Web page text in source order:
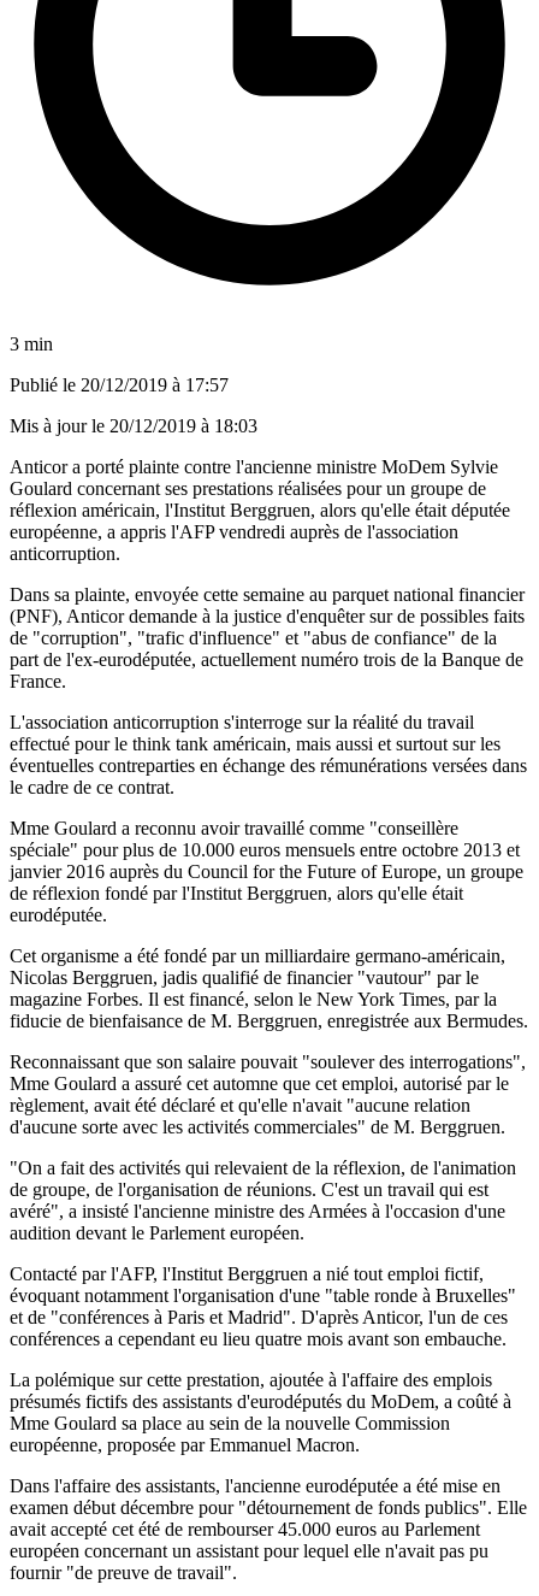
3 min
Publié le 20/12/2019 à 17:57
Mis à jour le 20/12/2019 à 18:03
Anticor a porté plainte contre l'ancienne ministre MoDem Sylvie
Goulard concernant ses prestations réalisées pour un groupe de
réflexion américain, l'Institut Berggruen, alors qu'elle était députée
européenne, a appris l'AFP vendredi auprès de l'association
anticorruption.
Dans sa plainte, envoyée cette semaine au parquet national financier
(PNF), Anticor demande à la justice d'enquêter sur de possibles faits
de "corruption", "trafic d'influence" et "abus de confiance" de la
part de l'ex-eurodéputée, actuellement numéro trois de la Banque de
France.
L'association anticorruption s'interroge sur la réalité du travail
effectué pour le think tank américain, mais aussi et surtout sur les
éventuelles contreparties en échange des rémunérations versées dans
le cadre de ce contrat.
Mme Goulard a reconnu avoir travaillé comme "conseillère
spéciale" pour plus de 10.000 euros mensuels entre octobre 2013 et
janvier 2016 auprès du Council for the Future of Europe, un groupe
de réflexion fondé par l'Institut Berggruen, alors qu'elle était
eurodéputée.
Cet organisme a été fondé par un milliardaire germano-américain,
Nicolas Berggruen, jadis qualifié de financier "vautour" par le
magazine Forbes. Il est financé, selon le New York Times, par la
fiducie de bienfaisance de M. Berggruen, enregistrée aux Bermudes.
Reconnaissant que son salaire pouvait "soulever des interrogations",
Mme Goulard a assuré cet automne que cet emploi, autorisé par le
règlement, avait été déclaré et qu'elle n'avait "aucune relation
d'aucune sorte avec les activités commerciales" de M. Berggruen.
"On a fait des activités qui relevaient de la réflexion, de l'animation
de groupe, de l'organisation de réunions. C'est un travail qui est
avéré", a insisté l'ancienne ministre des Armées à l'occasion d'une
audition devant le Parlement européen.
Contacté par l'AFP, l'Institut Berggruen a nié tout emploi fictif,
évoquant notamment l'organisation d'une "table ronde à Bruxelles"
et de "conférences à Paris et Madrid". D'après Anticor, l'un de ces
conférences a cependant eu lieu quatre mois avant son embauche.
La polémique sur cette prestation, ajoutée à l'affaire des emplois
présumés fictifs des assistants d'eurodéputés du MoDem, a coûté à
Mme Goulard sa place au sein de la nouvelle Commission
européenne, proposée par Emmanuel Macron.
Dans l'affaire des assistants, l'ancienne eurodéputée a été mise en
examen début décembre pour "détournement de fonds publics". Elle
avait accepté cet été de rembourser 45.000 euros au Parlement
européen concernant un assistant pour lequel elle n'avait pas pu
fournir "de preuve de travail".